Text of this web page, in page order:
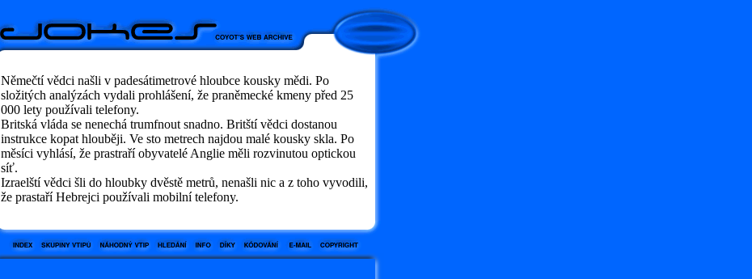
Němečtí vědci našli v padesátimetrové hloubce kousky mědi. Po
složitých analýzách vydali prohlášení, že praněmecké kmeny před 25
000 lety používali telefony.
Britská vláda se nenechá trumfnout snadno. Britští vědci dostanou
instrukce kopat hlouběji. Ve sto metrech najdou malé kousky skla. Po
měsíci vyhlásí, že prastraří obyvatelé Anglie měli rozvinutou optickou
síť.
Izraelští vědci šli do hloubky dvěstě metrů, nenašli nic a z toho vyvodili,
že prastaří Hebrejci používali mobilní telefony.